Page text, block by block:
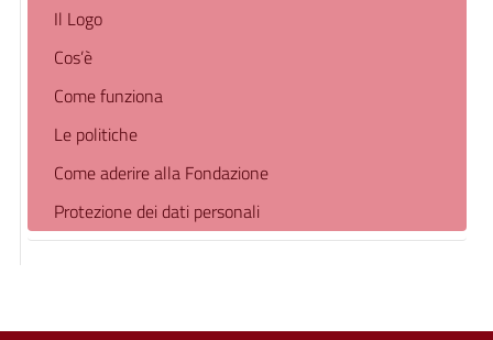
Il Logo
Cos’è
Come funziona
Le politiche
Come aderire alla Fondazione
Protezione dei dati personali